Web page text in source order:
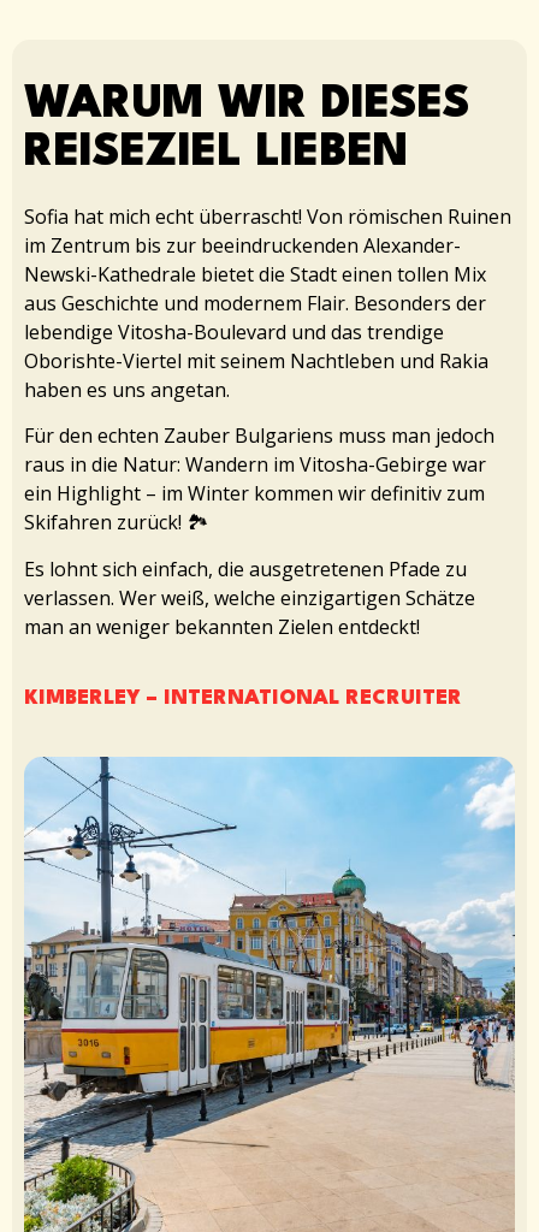
WARUM WIR DIESES
REISEZIEL LIEBEN
Sofia hat mich echt überrascht! Von römischen Ruinen
im Zentrum bis zur beeindruckenden Alexander-
Newski-Kathedrale bietet die Stadt einen tollen Mix
aus Geschichte und modernem Flair. Besonders der
lebendige Vitosha-Boulevard und das trendige
Oborishte-Viertel mit seinem Nachtleben und Rakia
haben es uns angetan.
Für den echten Zauber Bulgariens muss man jedoch
raus in die Natur: Wandern im Vitosha-Gebirge war
ein Highlight – im Winter kommen wir definitiv zum
Skifahren zurück! 🏞️
Es lohnt sich einfach, die ausgetretenen Pfade zu
verlassen. Wer weiß, welche einzigartigen Schätze
man an weniger bekannten Zielen entdeckt!
KIMBERLEY – INTERNATIONAL RECRUITER